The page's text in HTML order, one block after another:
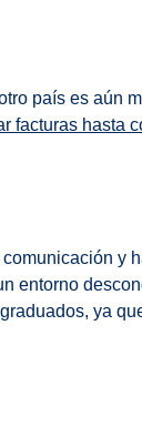
país es aún
facturas hasta
y
entorno
ya